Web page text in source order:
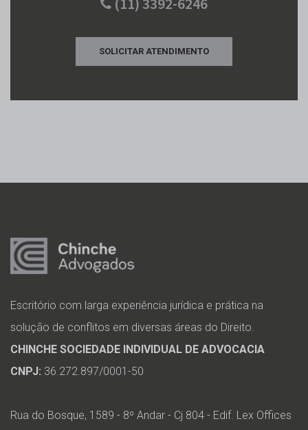
SOLICITAR ATENDIMENTO
Escritório com larga experiência jurídica e prática na
solução de conflitos em diversas áreas do Direito.
CHINCHE SOCIEDADE INDIVIDUAL DE ADVOCACIA
CNPJ: 36.272.897/0001-50
Rua do Bosque, 1589 - 8º Andar - Cj 804 - Edif. Lex Offices